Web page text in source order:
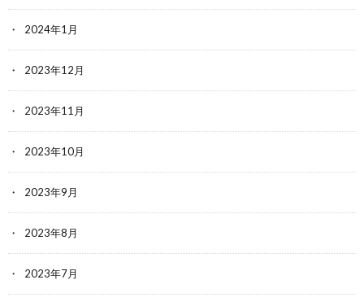
2024年1月
2023年12月
2023年11月
2023年10月
2023年9月
2023年8月
2023年7月